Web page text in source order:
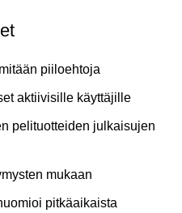
piiloehtoja
aktiivisille käyttäjille
pelituotteiden julkaisujen
mukaan
pitkäaikaista